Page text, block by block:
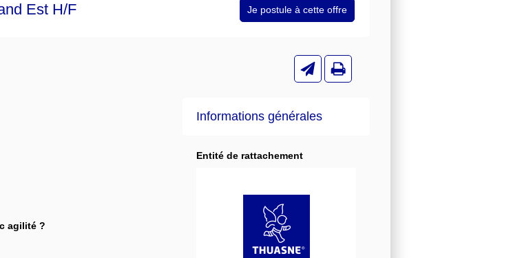
Est H/F
agilité ?
Informations générales
Entité de rattachement